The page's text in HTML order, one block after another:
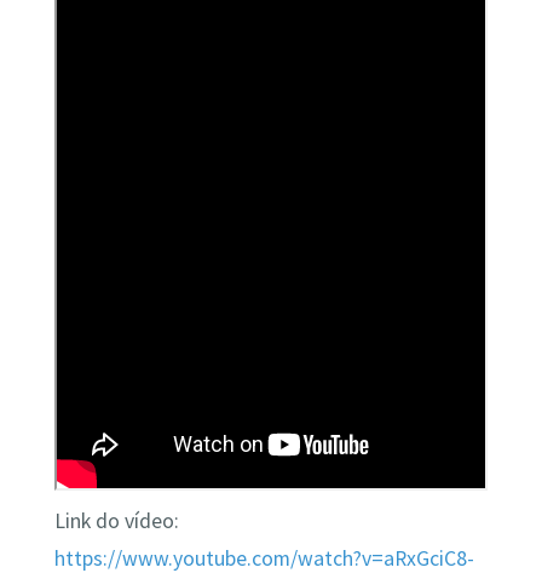
Link do vídeo:
https://www.youtube.com/watch?v=aRxGciC8-